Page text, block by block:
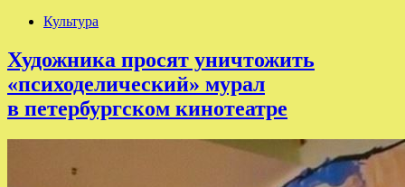
Культура
Художника просят уничтожить
«психоделический» мурал
в петербургском кинотеатре